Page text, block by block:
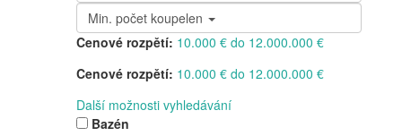
Min. počet koupelen
Cenové rozpětí: 10.000 € do 12.000.000 €
Cenové rozpětí: 10.000 € do 12.000.000 €
Další možnosti vyhledávání
Bazén